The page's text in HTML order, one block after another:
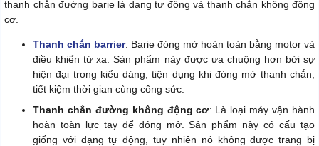
thanh chắn đường barie là dạng tự động và thanh chắn không động
cơ.
Thanh chắn barrier: Barie đóng mở hoàn toàn bằng motor và
điều khiển từ xa. Sản phẩm này được ưa chuộng hơn bởi sự
hiện đại trong kiểu dáng, tiện dụng khi đóng mở thanh chắn,
tiết kiệm thời gian cùng công sức.
Thanh chắn đường không động cơ: Là loại máy vận hành
hoàn toàn lực tay để đóng mở. Sản phẩm này có cấu tạo
giống với dạng tự động, tuy nhiên nó không được trang bị